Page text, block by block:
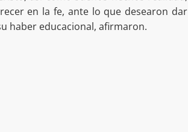
en la fe, ante lo que desearon dar
haber educacional, afirmaron.